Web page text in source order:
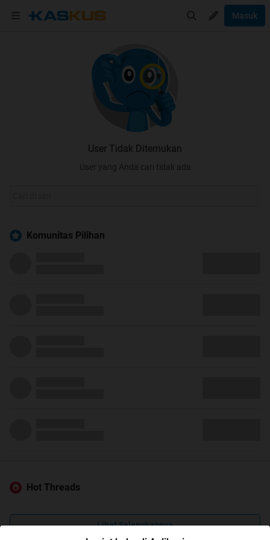
Masuk
User Tidak Ditemukan
User yang Anda cari tidak ada
Komunitas Pilihan
Hot Threads
Lihat Selengkapnya